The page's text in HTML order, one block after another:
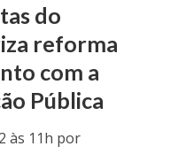
do
reforma
com a
Pública
às 11h por